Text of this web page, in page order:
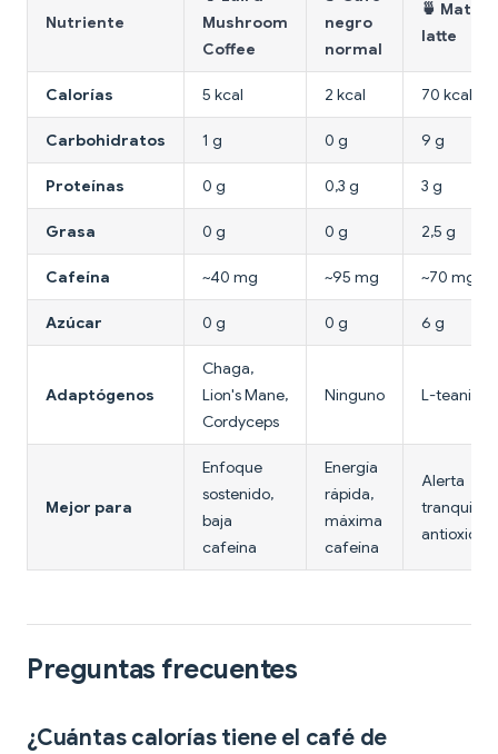
Nutriente
Mushroom
Coffee
negro
normal
🍵
latte
Calorías 5 kcal 2 kcal 70 kcal
Carbohidratos 1 g 0 g 9 g
Proteínas 0 g 0,3 g 3 g
Grasa 0 g 0 g 2,5 g
Cafeína ~40 mg ~95 mg ~70 mg
Azúcar 0 g 0 g 6 g
Adaptógenos
Chaga,
Lion's Mane,
Cordyceps
Ninguno L-teanina
Mejor para
Enfoque
sostenido,
baja
cafeína
Energía
rápida,
máxima
cafeína
Alerta
tranquila,
Preguntas frecuentes
¿Cuántas calorías tiene el café de